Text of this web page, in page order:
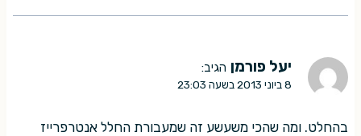
יעל פורמן הגיב:
8 ביוני 2013 בשעה 23:03
בהחלט. ומה שהכי משעשע זה שמעבורת החלל אנטרפרייז